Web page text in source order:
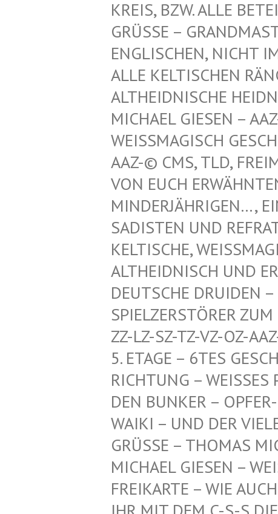
REIS, BZW. ALLE
GRÜSSE –
NGLISCHEN, NICHT IM
LLE KELTISCHEN
LTHEIDNISCHE
ICHAEL GIESEN – AAZ-
EISSMAGISCH
Z-© CMS, TLD,
N EUCH ERWÄHNTEN
NDERJÄHRIGEN…,
DISTEN UND
LTISCHE,
IDNISCH UND
CHE DRUIDEN –
ZERSTÖRER ZUM
SZ-TZ-VZ-OZ-AAZ-
GE – 6TES GESCHOSS
NG – WEISSES
KER – OPFER-KI,
UND DER VIELEN
GRÜSSE – THOMAS
ICHAEL GIESEN –
EIKARTE – WIE AUCH